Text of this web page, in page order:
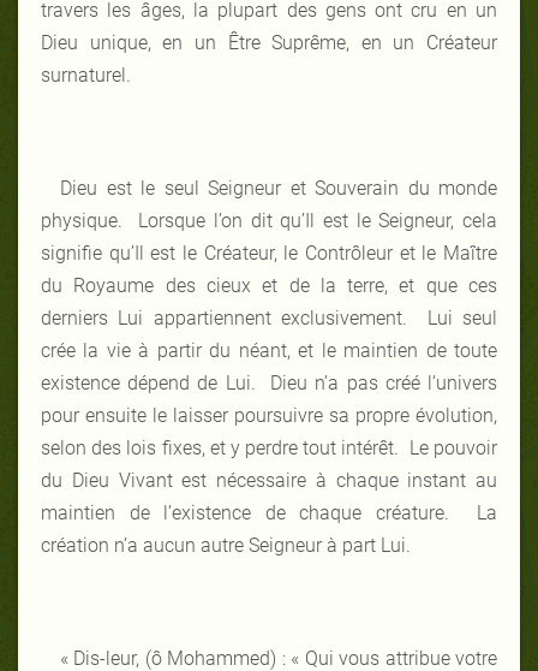
travers les âges, la plupart des gens ont cru en un
Dieu unique, en un Être Suprême, en un Créateur
surnaturel.
Dieu est le seul Seigneur et Souverain du monde
physique. Lorsque l’on dit qu’Il est le Seigneur, cela
signifie qu’Il est le Créateur, le Contrôleur et le Maître
du Royaume des cieux et de la terre, et que ces
derniers Lui appartiennent exclusivement. Lui seul
crée la vie à partir du néant, et le maintien de toute
existence dépend de Lui. Dieu n’a pas créé l’univers
pour ensuite le laisser poursuivre sa propre évolution,
selon des lois fixes, et y perdre tout intérêt. Le pouvoir
du Dieu Vivant est nécessaire à chaque instant au
maintien de l’existence de chaque créature. La
création n’a aucun autre Seigneur à part Lui.
« Dis-leur, (ô Mohammed) : « Qui vous attribue votre